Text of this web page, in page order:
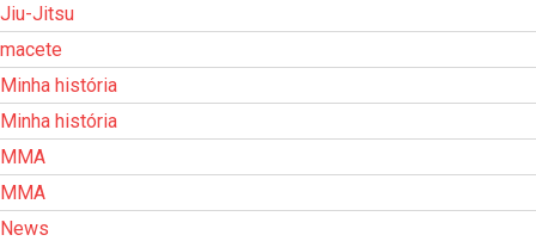
Jiu-Jitsu
macete
Minha história
Minha história
MMA
MMA
News